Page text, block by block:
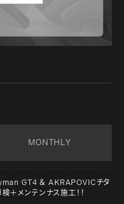
MONTHLY
GT4 ＆ AKRAPOVICチタ
＋メンテンナス施工！！